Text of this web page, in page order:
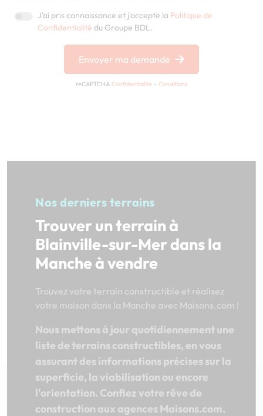
J'ai pris connaissance et j'accepte la Politique de
Confidentialité du Groupe BDL.
Envoyer ma demande
reCAPTCHA Confidentialité - Conditions
Nos derniers terrains
Trouver un terrain à
Blainville-sur-Mer dans la
Manche à vendre
Trouvez votre terrain constructible et réalisez
votre maison dans la Manche avec Maisons.com !
Nous mettons à jour quotidiennement une
liste de terrains constructibles, en vous
assurant des informations précises sur la
superficie, la viabilisation ou encore
l'orientation. Confiez votre rêve de
construction aux agences Maisons.com.